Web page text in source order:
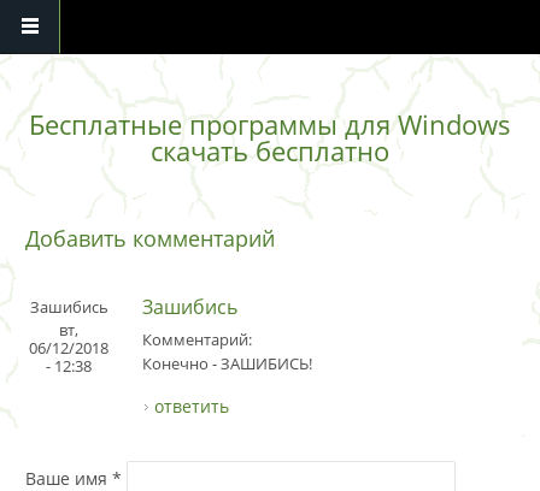
Перейти к основному содержанию
Бесплатные программы для Windows
скачать бесплатно
Добавить комментарий
Зашибись
вт,
06/12/2018
- 12:38
Зашибись
Комментарий:
Конечно - ЗАШИБИСЬ!
ответить
Ваше имя *